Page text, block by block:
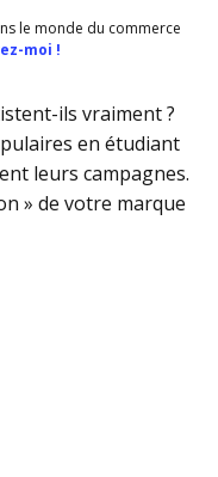
le monde du commerce
moi !
ils vraiment ?
en étudiant
leurs campagnes.
» de votre marque